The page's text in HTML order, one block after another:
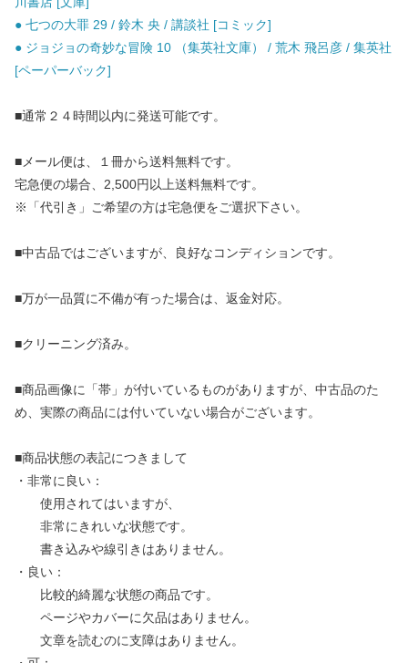
● 七つの大罪 29 / 鈴木 央 / 講談社 [コミック]
● ジョジョの奇妙な冒険 10 （集英社文庫） / 荒木 飛呂彦 / 集英社
[ペーパーバック]
■通常２４時間以内に発送可能です。
■メール便は、１冊から送料無料です。
宅急便の場合、2,500円以上送料無料です。
※「代引き」ご希望の方は宅急便をご選択下さい。
■中古品ではございますが、良好なコンディションです。
■万が一品質に不備が有った場合は、返金対応。
■クリーニング済み。
■商品画像に「帯」が付いているものがありますが、中古品のた
め、実際の商品には付いていない場合がございます。
■商品状態の表記につきまして
・非常に良い：
使用されてはいますが、
非常にきれいな状態です。
書き込みや線引きはありません。
・良い：
比較的綺麗な状態の商品です。
ページやカバーに欠品はありません。
文章を読むのに支障はありません。